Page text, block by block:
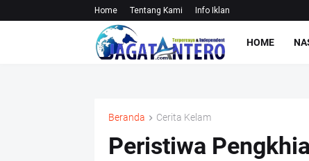
Home Tentang Kami Info Iklan
HOME
Beranda Cerita Kelam
Peristiwa